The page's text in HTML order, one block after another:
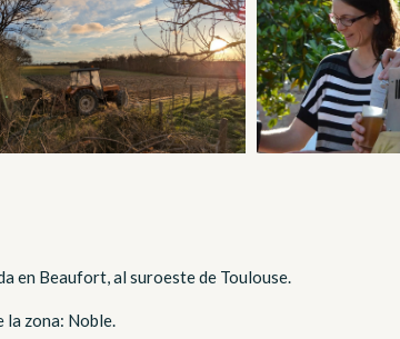
en Beaufort, al suroeste de Toulouse.
la zona: Noble.